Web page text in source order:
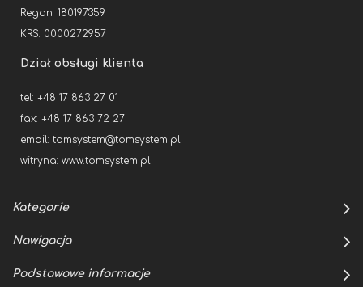
Regon: 180197359
KRS: 0000272957
Dział obsługi klienta
tel: +48 17 863 27 01
fax: +48 17 863 72 27
email: tomsystem@tomsystem.pl
witryna: www.tomsystem.pl
Kategorie
Nawigacja
Podstawowe informacje